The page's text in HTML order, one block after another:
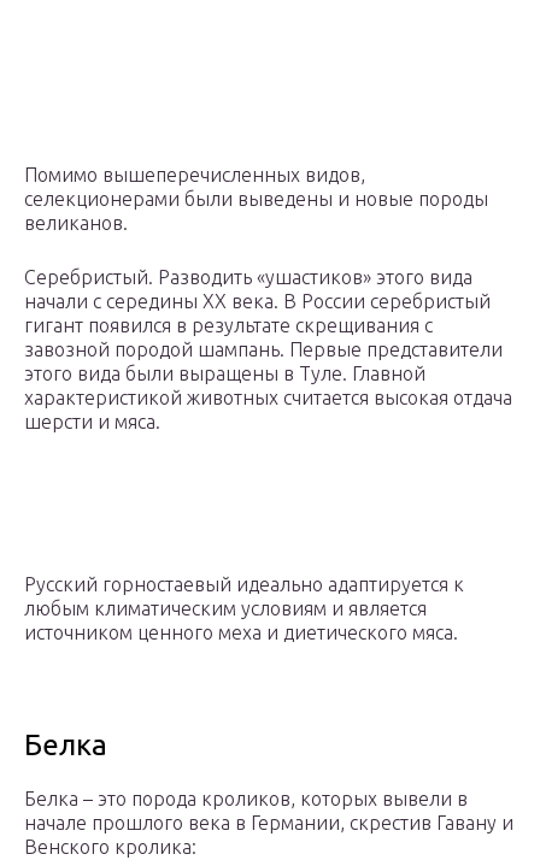
Помимо вышеперечисленных видов,
селекционерами были выведены и новые породы
великанов.
Серебристый. Разводить «ушастиков» этого вида
начали с середины XX века. В России серебристый
гигант появился в результате скрещивания с
завозной породой шампань. Первые представители
этого вида были выращены в Туле. Главной
характеристикой животных считается высокая отдача
шерсти и мяса.
Русский горностаевый идеально адаптируется к
любым климатическим условиям и является
источником ценного меха и диетического мяса.
Белка
Белка – это порода кроликов, которых вывели в
начале прошлого века в Германии, скрестив Гавану и
Венского кролика: